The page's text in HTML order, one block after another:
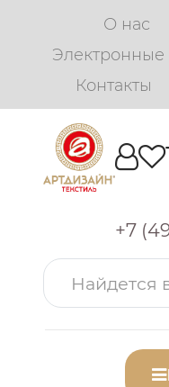
О нас
Электронные
Контакты
+7